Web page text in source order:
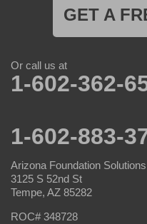
GET A
Or call us at
1-602-362-
1-602-883-
Arizona Foundation Solutions
3125 S 52nd St
Tempe, AZ 85282
ROC# 348728